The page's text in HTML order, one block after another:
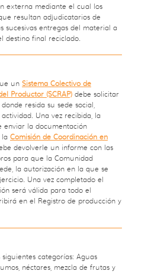
externa mediante el cual los
resultan adjudicatarios de
sucesivas entregas del material a
destino final reciclado.
un Sistema Colectivo de
Productor (SCRAP) debe solicitar
resida su sede social,
Una vez recibida, la
enviar la documentación
la Comisión de Coordinación en
devolverle un informe con las
para que la Comunidad
la autorización en la que se
Una vez completado el
será válida para todo el
en el Registro de producción y
categorías: Aguas
néctares, mezcla de frutas y